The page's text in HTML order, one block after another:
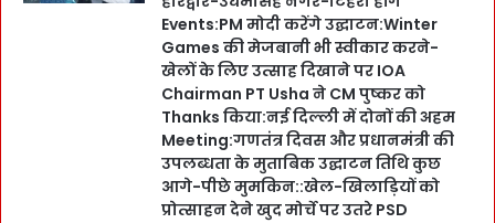
Events:PM मोदी करेंगे उद्घाटन:Winter
Games की मेजबानी भी स्वीकार करने-
खेलों के लिए उत्साह दिखाने पर IOA
Chairman PT Usha ने CM पुष्कर को
Thanks किया:नई दिल्ली में दोनों की अहम
Meeting:गणतंत्र दिवस और प्रधानमंत्री की
उपलब्धता के मुताबिक उद्घाटन तिथि कुछ
आगे-पीछे मुमकिन::खेल-खिलाड़ियों को
प्रोत्साहन देने खुद मोर्चे पर उतरे PSD